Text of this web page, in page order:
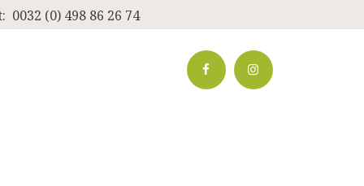
0032 (0) 498 86 26 74